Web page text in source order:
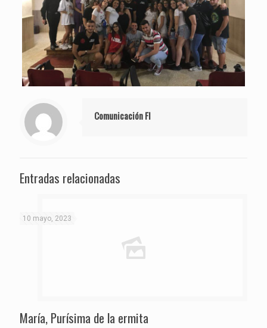
Comunicación FI
Entradas relacionadas
10 mayo, 2023
María, Purísima de la ermita